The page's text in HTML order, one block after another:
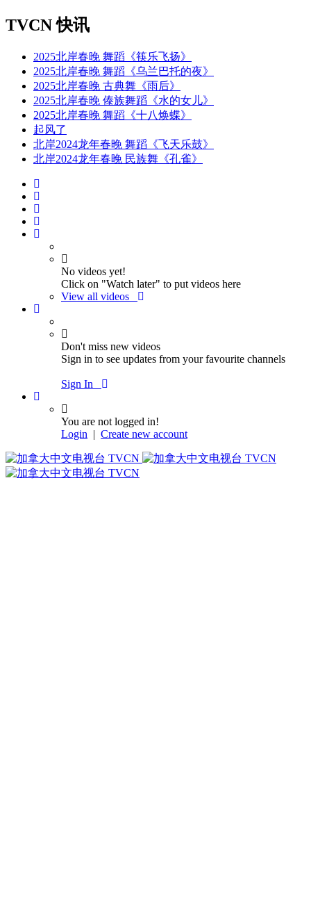
TVCN 快讯
2025北岸春晚 舞蹈《筷乐飞扬》
2025北岸春晚 舞蹈《乌兰巴托的夜》
2025北岸春晚 古典舞《雨后》
2025北岸春晚 傣族舞蹈《水的女儿》
2025北岸春晚 舞蹈《十八焕蝶》
起风了
北岸2024龙年春晚 舞蹈《飞天乐鼓》
北岸2024龙年春晚 民族舞《孔雀》
No videos yet!
Click on "Watch later" to put videos here
View all videos
Don't miss new videos
Sign in to see updates from your favourite channels
Sign In
You are not logged in!
Login | Create new account